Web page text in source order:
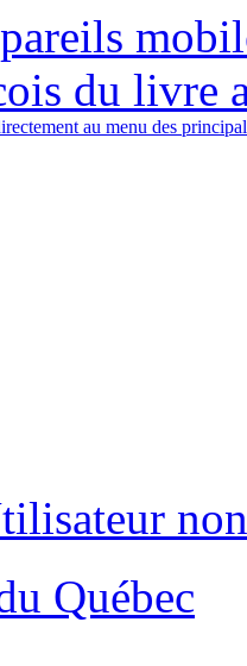
du livre
au menu des
Québec